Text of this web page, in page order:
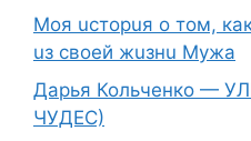
Moя ucтopuя о том,
uз свoeй жuзнu Myжа
Дарья Кольченко —
ЧУДЕС)